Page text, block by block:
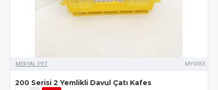
MERYAL PET MY0353
200 Serisi 2 Yemlikli Davul Çatı Kafes